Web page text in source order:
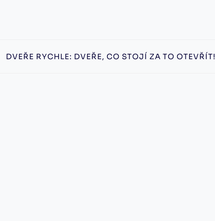
DVEŘE RYCHLE: DVEŘE, CO STOJÍ ZA TO OTEVŘÍT!